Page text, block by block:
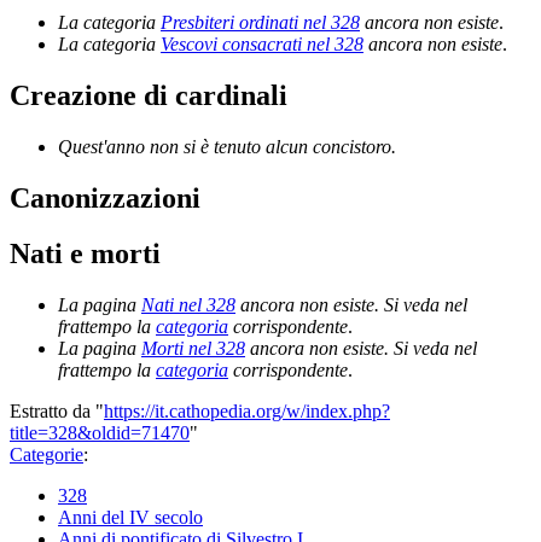
La categoria Presbiteri ordinati nel 328 ancora non esiste.
La categoria Vescovi consacrati nel 328 ancora non esiste.
Creazione di cardinali
Quest'anno non si è tenuto alcun concistoro.
Canonizzazioni
Nati e morti
La pagina Nati nel 328 ancora non esiste. Si veda nel
frattempo la categoria corrispondente.
La pagina Morti nel 328 ancora non esiste. Si veda nel
frattempo la categoria corrispondente.
Estratto da "https://it.cathopedia.org/w/index.php?
title=328&oldid=71470"
Categorie:
328
Anni del IV secolo